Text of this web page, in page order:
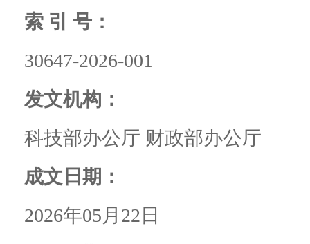
索 引 号：
30647-2026-001
发文机构：
科技部办公厅 财政部办公厅
成文日期：
2026年05月22日